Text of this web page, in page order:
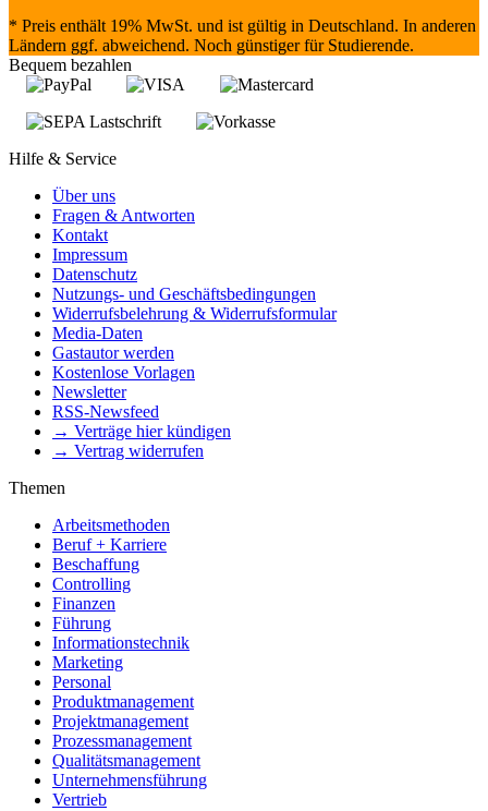
* Preis enthält 19% MwSt. und ist gültig in Deutschland. In anderen
Ländern ggf. abweichend. Noch günstiger für Studierende.
Bequem bezahlen
Hilfe & Service
Über uns
Fragen & Antworten
Kontakt
Impressum
Datenschutz
Nutzungs- und Geschäftsbedingungen
Widerrufsbelehrung & Widerrufsformular
Media-Daten
Gastautor werden
Kostenlose Vorlagen
Newsletter
RSS-Newsfeed
→ Verträge hier kündigen
→ Vertrag widerrufen
Themen
Arbeitsmethoden
Beruf + Karriere
Beschaffung
Controlling
Finanzen
Führung
Informationstechnik
Marketing
Personal
Produktmanagement
Projektmanagement
Prozessmanagement
Qualitätsmanagement
Unternehmensführung
Vertrieb